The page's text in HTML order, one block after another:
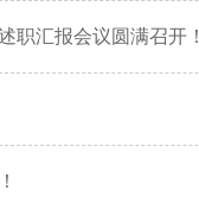
职汇报会议圆满召开！